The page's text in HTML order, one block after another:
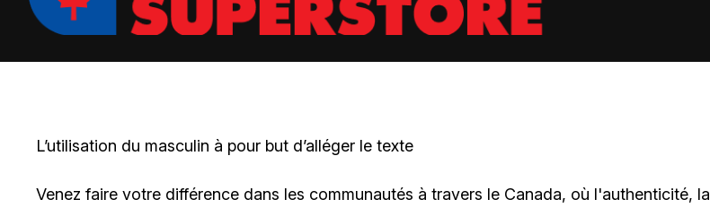
L’utilisation du masculin à pour but d’alléger le texte
Venez faire votre différence dans les communautés à travers le Canada, où l'authenticité, la